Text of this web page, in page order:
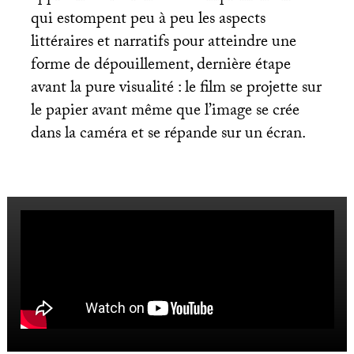
qui estompent peu à peu les aspects
littéraires et narratifs pour atteindre une
forme de dépouillement, dernière étape
avant la pure visualité : le film se projette sur
le papier avant même que l’image se crée
dans la caméra et se répande sur un écran.